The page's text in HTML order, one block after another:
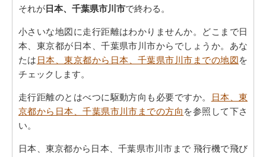
それが 日本、千葉県市川市で終わる。
小さいな地図に走行距離はわかりませんか。どこまで日
本、東京都が日本、千葉県市川市からでしょうか。あな
たは 日本、東京都から日本、千葉県市川市までの地図を
チェックします。
走行距離のとはべつに駆動方向も必要ですか。
日本、東
京都から日本、千葉県市川市までの方向 を参照して下さ
い。
日本、東京都から日本、千葉県市川市まで 飛行機で飛び